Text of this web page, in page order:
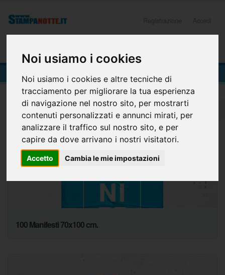
Noi usiamo i cookies
Noi usiamo i cookies e altre tecniche di
tracciamento per migliorare la tua esperienza
di navigazione nel nostro sito, per mostrarti
contenuti personalizzati e annunci mirati, per
analizzare il traffico sul nostro sito, e per
capire da dove arrivano i nostri visitatori.
Accetto Cambia le mie impostazioni
CATALOGO PRODOTTI
Home Catalogo prodotti (home)
100 Manifesti 70x100 cm.